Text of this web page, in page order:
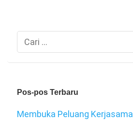
Cari
untuk:
Pos-pos Terbaru
Membuka Peluang